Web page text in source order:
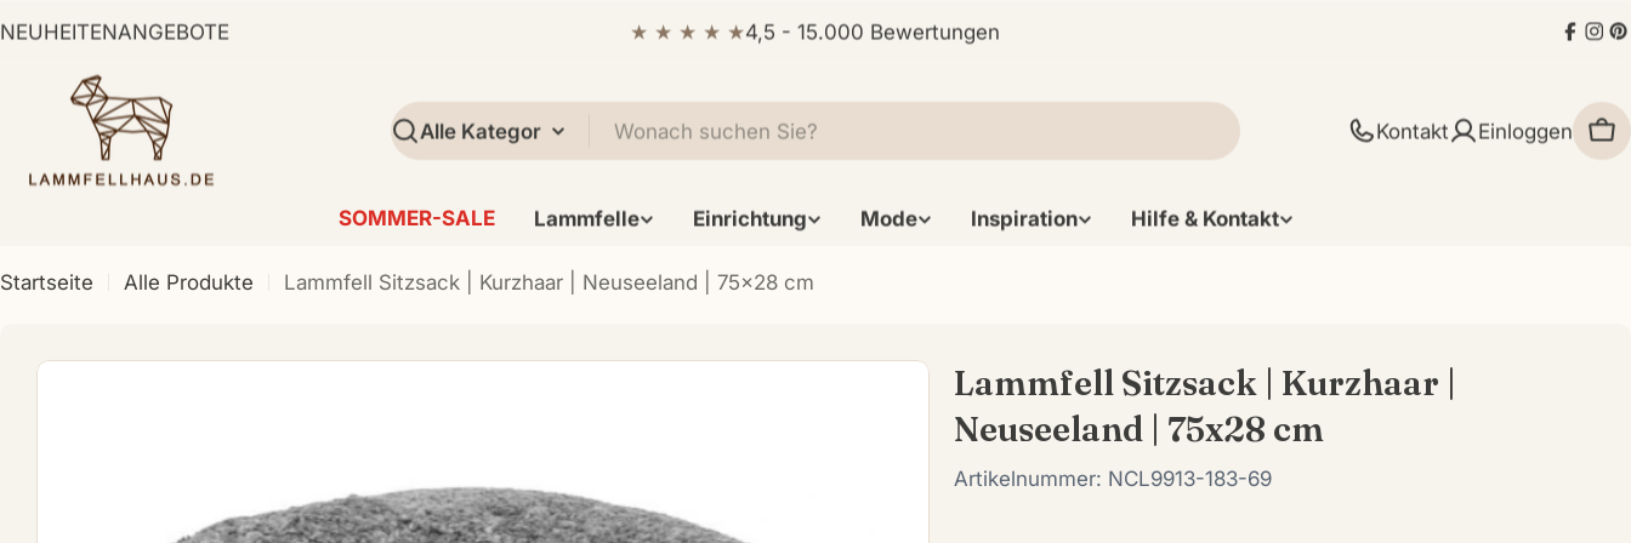
springen
NEUHEITENANGEBOTE ★ ★ ★ ★ ★4,5 - 15.000 Bewertungen
Suchen
Kontakt Einloggen
SOMMER-SALE Lammfelle Einrichtung Mode Inspiration Hilfe & Kontakt
Startseite Alle Produkte Lammfell Sitzsack | Kurzhaar | Neuseeland | 75x28 cm
Lammfell Sitzsack | Kurzhaar |
Neuseeland | 75x28 cm
Artikelnummer: NCL9913-183-69